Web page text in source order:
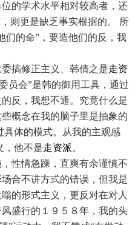
的学术水平相对较高者，还
则更是缺乏事实根据的。 所
们的命”，要造他们的反，我
搞修正主义、韩倩之是走资
员会”是韩的御用工具，通过
反，我想不通。究竟什么是
些概念在我的脑子里是抽象的
具体的模式。从我的主观感
，他不是走资派。
性情急躁，直爽有余谨慎不
合不讲方式的错误，但我是
的形式主义，更反对在对人
盛行的１９５８年，我的头